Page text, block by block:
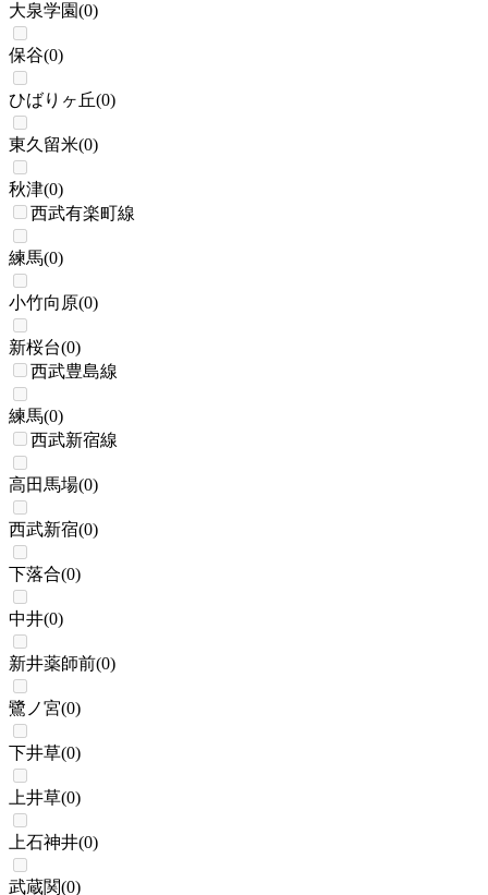
大泉学園(0)
保谷(0)
ひばりヶ丘(0)
東久留米(0)
秋津(0)
西武有楽町線
練馬(0)
小竹向原(0)
新桜台(0)
西武豊島線
練馬(0)
西武新宿線
高田馬場(0)
西武新宿(0)
下落合(0)
中井(0)
新井薬師前(0)
鷺ノ宮(0)
下井草(0)
上井草(0)
上石神井(0)
武蔵関(0)